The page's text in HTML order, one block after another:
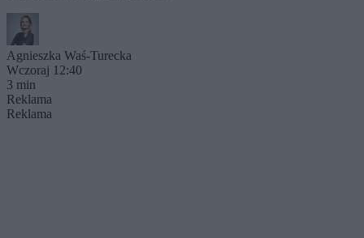
Agnieszka Waś-Turecka
Wczoraj 12:40
3 min
Reklama
Reklama